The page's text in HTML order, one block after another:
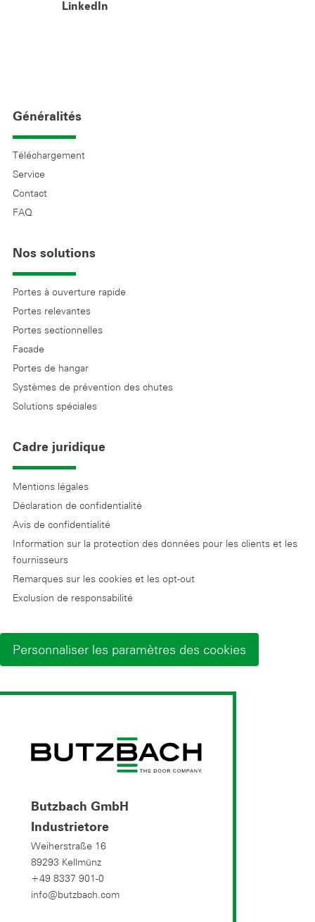
LinkedIn
Butzbach GmbH
Industrietore
Weiherstraße 16
89293 Kellmünz
+49 8337 901-0
info@butzbach.com
Généralités
Téléchargement
Service
Contact
FAQ
Nos solutions
Portes à ouverture rapide
Portes relevantes
Portes sectionnelles
Facade
Portes de hangar
Systèmes de prévention des chutes
Solutions spéciales
Cadre juridique
Mentions légales
Déclaration de confidentialité
Avis de confidentialité
Information sur la protection des données pour les clients et les
fournisseurs
Remarques sur les cookies et les opt-out
Exclusion de responsabilité
Personnaliser les paramètres des cookies